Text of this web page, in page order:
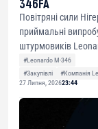
346FA
Повітряні сили
приймальні
штурмовиків
#Leonardo M-346
#Закупівлі
#Компанія
27 Липня, 202623:44